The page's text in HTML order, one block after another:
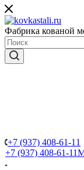
Фабрика кованой
+7 (937) 408-61-11
+7 (937) 408-61-11